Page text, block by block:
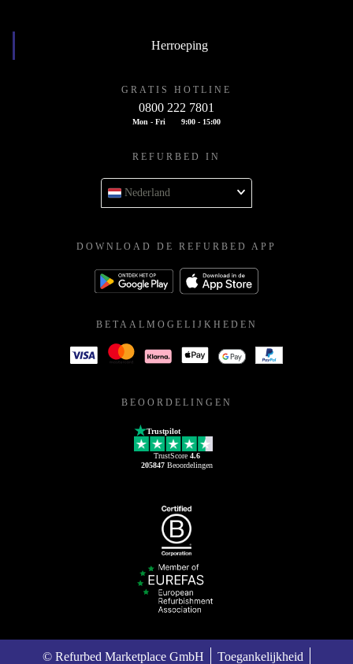
Herroeping
GRATIS HOTLINE
0800 222 7801
Mon - Fri 9:00 - 15:00
REFURBED IN
Nederland
DOWNLOAD DE REFURBED APP
BETAALMOGELIJKHEDEN
BEOORDELINGEN
Trustpilot
TrustScore 4.6
205847Beoordelingen
© Refurbed Marketplace GmbH Toegankelijkheid